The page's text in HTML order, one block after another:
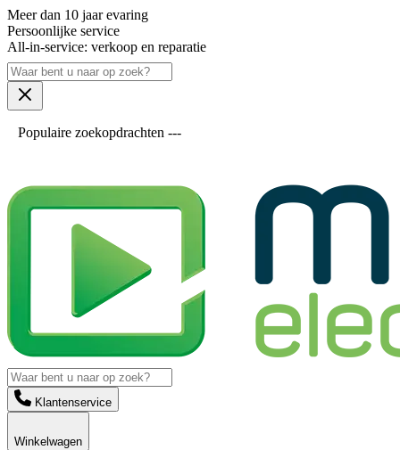
Meer dan 10 jaar evaring
Persoonlijke service
All-in-service: verkoop en reparatie
Populaire zoekopdrachten ---
Klantenservice
Winkelwagen